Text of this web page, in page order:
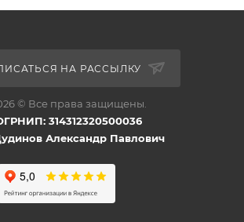
НА РАССЫЛКУ
© Все права защищены.
314312320500036
Александр Павлович